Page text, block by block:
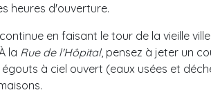
heures d'ouverture.
en faisant le tour de la vieille
la Rue de l'Hôpital, pensez à jeter un
égouts à ciel ouvert (eaux usées et dé